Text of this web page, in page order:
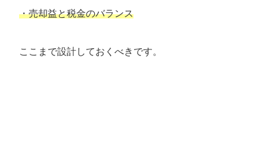
・売却益と税金のバランス
ここまで設計しておくべきです。